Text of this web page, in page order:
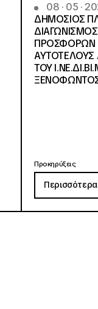
08 · 05 ·
ΔΗΜΟΣΙΟΣ
ΠΡΟΣΦΟΡΩΝ
ΑΥΤΟΤΕΛΟΥΣ
ΤΟΥ
Προκηρύξεις
Περισσότερα